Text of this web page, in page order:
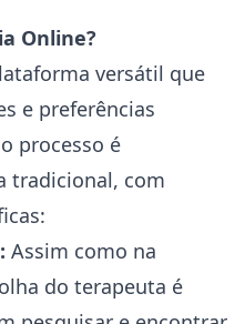
Online?
versátil que
e preferências
processo é
tradicional, com
Assim como na
do terapeuta é